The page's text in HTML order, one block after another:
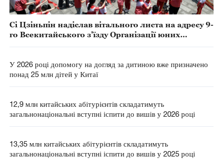
Сі Цзіньпін надіслав вітального листа на адресу 9-
го Всекитайського з'їзду Організації юних
У 2026 році допомогу на догляд за дитиною вже призначено
понад 25 млн дітей у Китаї
12,9 млн китайських абітурієнтів складатимуть
загальнонаціональні вступні іспити до вишів у 2026 році
13,35 млн китайських абітурієнтів складатимуть
загальнонаціональні вступні іспити до вишів у 2025 році